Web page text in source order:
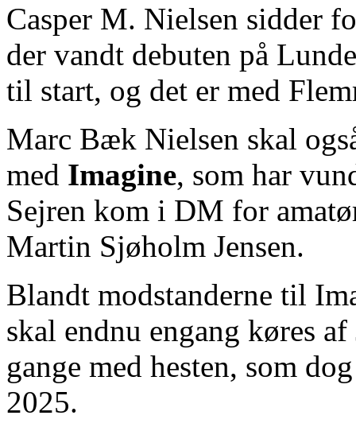
Casper M. Nielsen sidder
der vandt debuten på
til start, og det er med
Marc Bæk Nielsen skal
med Imagine, som har
Sejren kom i DM for
Martin Sjøholm Jensen.
Blandt modstanderne til
skal endnu engang køres
gange med hesten, som
2025.